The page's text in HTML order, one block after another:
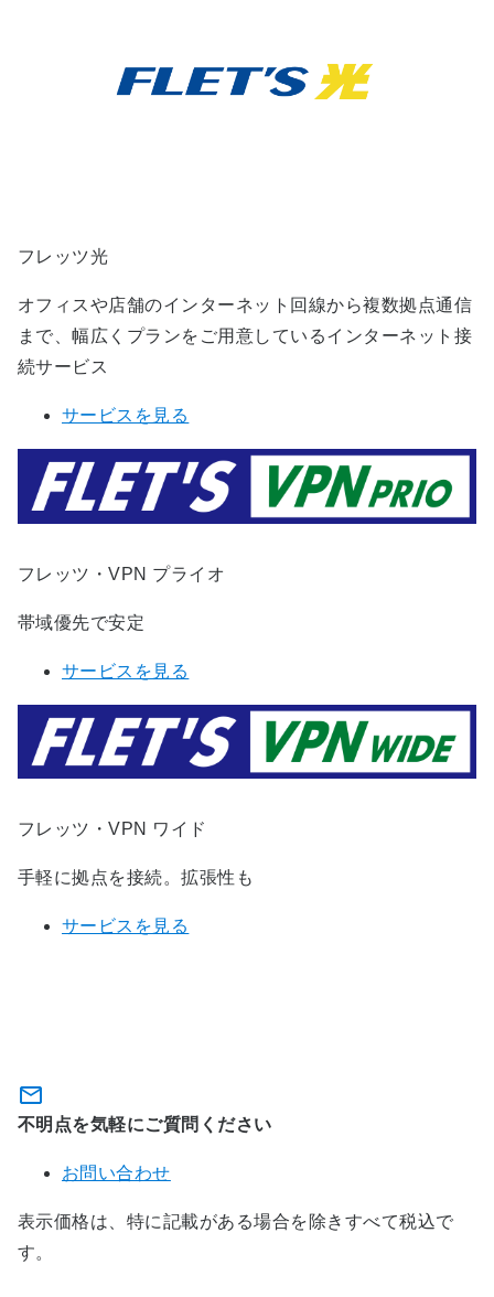
フレッツ光
オフィスや店舗のインターネット回線から複数拠点通信
まで、幅広くプランをご用意しているインターネット接
続サービス
サービスを見る
フレッツ・VPN プライオ
帯域優先で安定
サービスを見る
フレッツ・VPN ワイド
手軽に拠点を接続。拡張性も
サービスを見る
不明点を気軽にご質問ください
お問い合わせ
表示価格は、特に記載がある場合を除きすべて税込で
す。